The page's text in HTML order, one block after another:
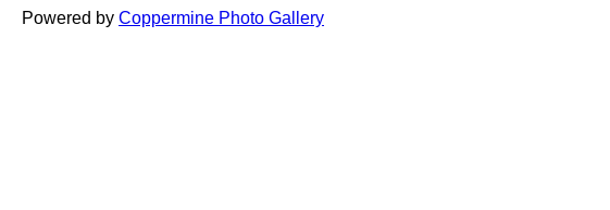
Powered by Coppermine Photo Gallery